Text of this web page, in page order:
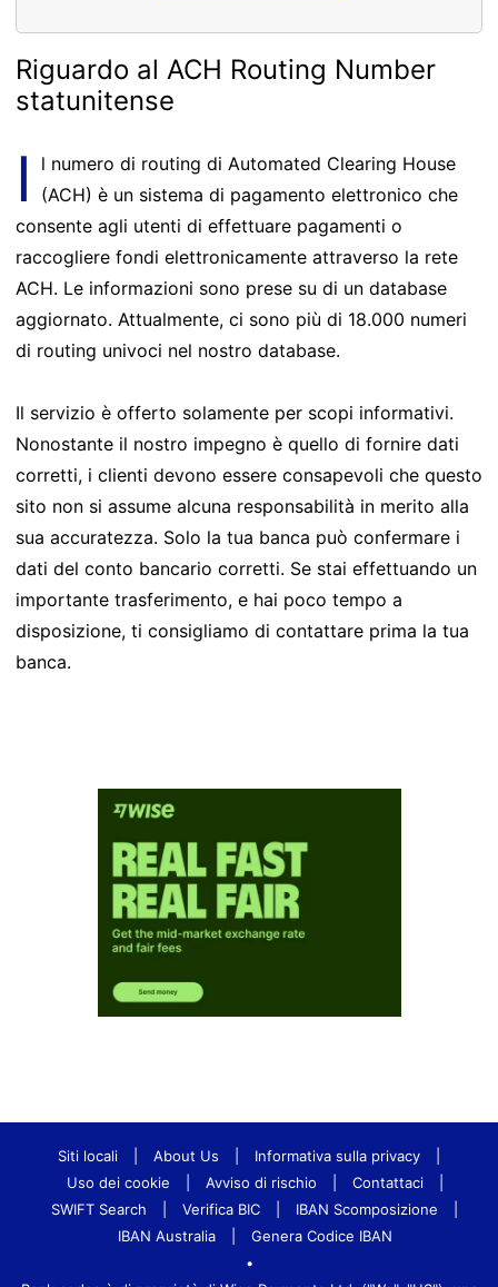
Riguardo al ACH Routing Number
statunitense
I
l numero di routing di Automated Clearing House
(ACH) è un sistema di pagamento elettronico che
consente agli utenti di effettuare pagamenti o
raccogliere fondi elettronicamente attraverso la rete
ACH. Le informazioni sono prese su di un database
aggiornato. Attualmente, ci sono più di 18.000 numeri
di routing univoci nel nostro database.
Il servizio è offerto solamente per scopi informativi.
Nonostante il nostro impegno è quello di fornire dati
corretti, i clienti devono essere consapevoli che questo
sito non si assume alcuna responsabilità in merito alla
sua accuratezza. Solo la tua banca può confermare i
dati del conto bancario corretti. Se stai effettuando un
importante trasferimento, e hai poco tempo a
disposizione, ti consigliamo di contattare prima la tua
banca.
Siti locali About Us Informativa sulla privacy
Uso dei cookie
Avviso di rischio Contattaci
SWIFT Search
Verifica BIC IBAN Scomposizione
IBAN Australia
Genera Codice IBAN
•